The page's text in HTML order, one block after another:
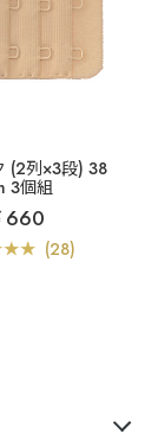
(2列×3段) 38
3個組
660
(28)